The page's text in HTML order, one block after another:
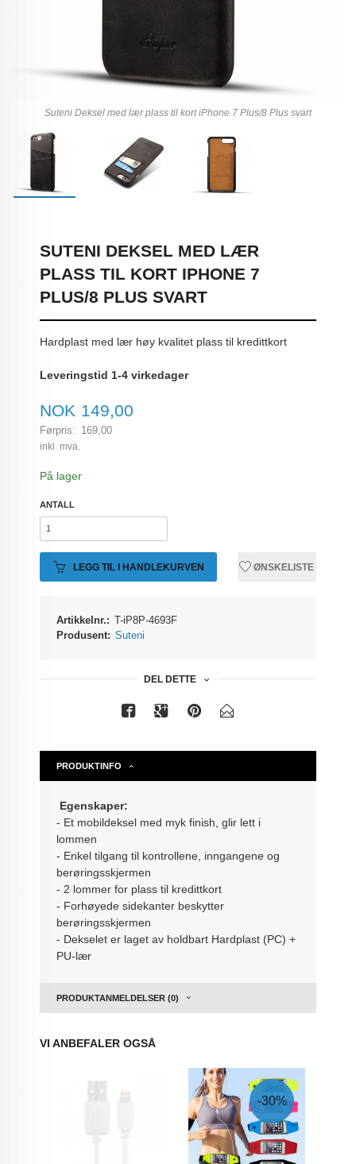
Suteni Deksel med lær plass til kort iPhone 7 Plus/8 Plus svart
SUTENI DEKSEL MED LÆR
PLASS TIL KORT IPHONE 7
PLUS/8 PLUS SVART
Hardplast med lær høy kvalitet plass til kredittkort
Leveringstid 1-4 virkedager
Tilbud
NOK 149,00
Førpris: 169,00
Rabatt
inkl. mva.
På lager
ANTALL
LEGG TIL I HANDLEKURVEN ØNSKELISTE
Artikkelnr.: T-iP8P-4693F
Produsent: Suteni
DEL DETTE
PRODUKTINFO
Egenskaper:
- Et mobildeksel med myk finish, glir lett i
lommen
- Enkel tilgang til kontrollene, inngangene og
berøringsskjermen
- 2 lommer for plass til kredittkort
- Forhøyede sidekanter beskytter
berøringsskjermen
- Dekselet er laget av holdbart Hardplast (PC) +
PU-lær
PRODUKTANMELDELSER (0)
VI ANBEFALER OGSÅ
-30%